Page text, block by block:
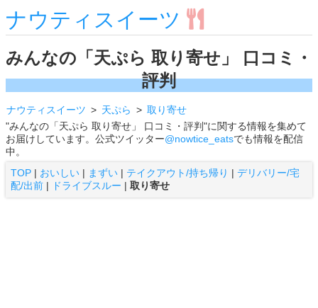
ナウティスイーツ
みんなの「天ぷら 取り寄せ」 口コミ・
評判
ナウティスイーツ 天ぷら
取り寄せ
"みんなの「天ぷら 取り寄せ」 口コミ・評判"に関する情報を集めて
お届けしています。公式ツイッター@nowtice_eatsでも情報を配信
中。
TOP | おいしい | まずい | テイクアウト/持ち帰り | デリバリー/宅
配/出前 | ドライブスルー | 取り寄せ